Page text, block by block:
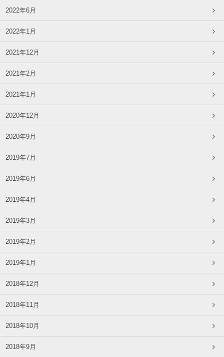
2022年6月
2022年1月
2021年12月
2021年2月
2021年1月
2020年12月
2020年9月
2019年7月
2019年6月
2019年4月
2019年3月
2019年2月
2019年1月
2018年12月
2018年11月
2018年10月
2018年9月